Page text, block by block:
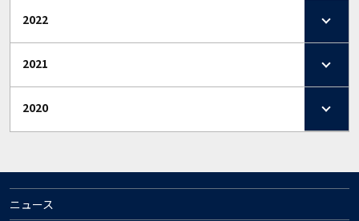
2022
2021
2020
ニュース